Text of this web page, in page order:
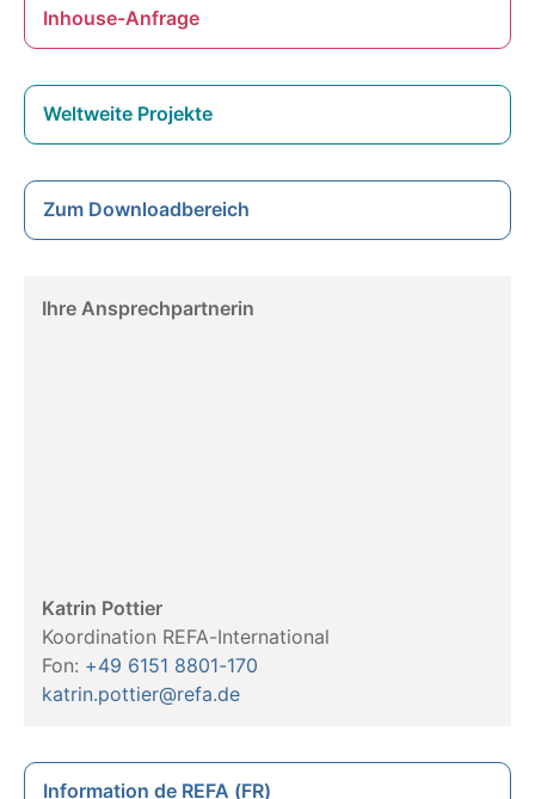
Inhouse-Anfrage
Weltweite Projekte
Zum Downloadbereich
Ihre Ansprechpartnerin
Katrin Pottier
Koordination REFA-International
Fon: +49 6151 8801-170
katrin.pottier@refa.de
Information de REFA (FR)